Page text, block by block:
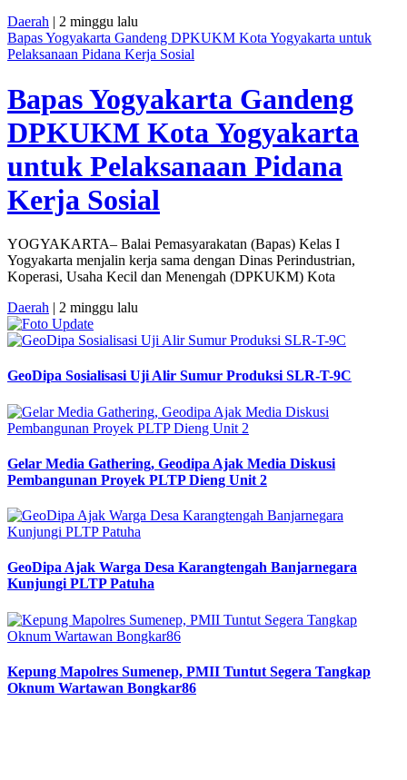
Daerah | 2 minggu lalu
Bapas Yogyakarta Gandeng DPKUKM Kota Yogyakarta untuk
Pelaksanaan Pidana Kerja Sosial
Bapas Yogyakarta Gandeng
DPKUKM Kota Yogyakarta
untuk Pelaksanaan Pidana
Kerja Sosial
YOGYAKARTA– Balai Pemasyarakatan (Bapas) Kelas I
Yogyakarta menjalin kerja sama dengan Dinas Perindustrian,
Koperasi, Usaha Kecil dan Menengah (DPKUKM) Kota
Daerah | 2 minggu lalu
GeoDipa Sosialisasi Uji Alir Sumur Produksi SLR-T-9C
Gelar Media Gathering, Geodipa Ajak Media Diskusi
Pembangunan Proyek PLTP Dieng Unit 2
GeoDipa Ajak Warga Desa Karangtengah Banjarnegara
Kunjungi PLTP Patuha
Kepung Mapolres Sumenep, PMII Tuntut Segera Tangkap
Oknum Wartawan Bongkar86